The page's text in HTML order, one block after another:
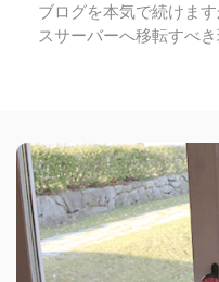
ブログを本気で続けま
スサーバーへ移転すべ